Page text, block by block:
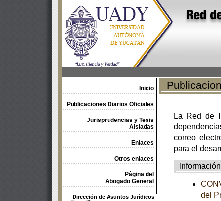
Inicio
Publicaciones Diarios Oficiales
Jurisprudencias y Tesis
Aisladas
Enlaces
Otros enlaces
Página del
Abogado General
Dirección de Asuntos Jurídicos
La Red de
correo
para el
Información
del